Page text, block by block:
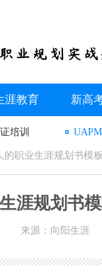
涯教育 新高
培训
的职业生涯规划书模
涯规划书
来源：向阳生涯